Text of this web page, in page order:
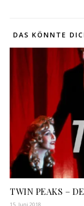
DAS KÖNNTE
TWIN PEAKS –
15. Juni 2018